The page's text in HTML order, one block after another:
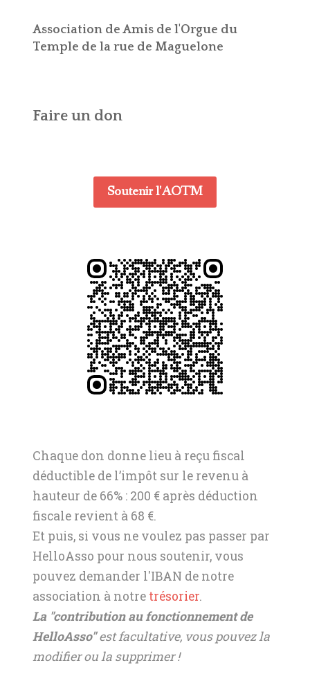
Association de Amis de l'Orgue du
Temple de la rue de Maguelone
Faire un don
Soutenir l'AOTM
Chaque don donne lieu à reçu fiscal
déductible de l’impôt sur le revenu à
hauteur de 66% : 200 € après déduction
fiscale revient à 68 €.
Et puis, si vous ne voulez pas passer par
HelloAsso pour nous soutenir, vous
pouvez demander l'IBAN de notre
association à notre trésorier.
La "contribution au fonctionnement de
HelloAsso"est facultative, vous pouvez la
modifier ou la supprimer !